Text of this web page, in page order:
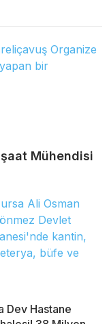
Mühendisi
Dev Hastane